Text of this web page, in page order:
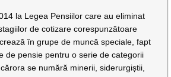
la Legea Pensiilor care au eliminat
de cotizare corespunzătoare
în grupe de muncă speciale, fapt
de pensie pentru o serie de categorii
se numără minerii, siderurgiștii,